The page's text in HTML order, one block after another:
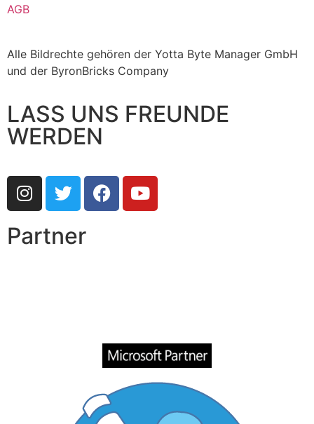
AGB
Alle Bildrechte gehören der Yotta Byte Manager GmbH
und der ByronBricks Company
LASS UNS FREUNDE
WERDEN
Partner